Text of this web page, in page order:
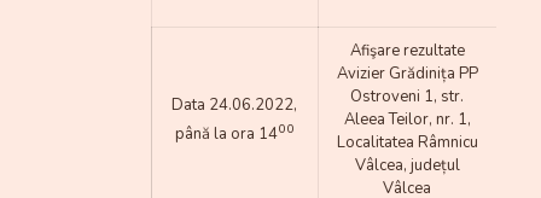
Data 24.06.2022,
până la ora 1400
Afişare rezultate
Avizier Grădinița PP
Ostroveni 1, str.
Aleea Teilor, nr. 1,
Localitatea Râmnicu
Vâlcea, județul
Vâlcea